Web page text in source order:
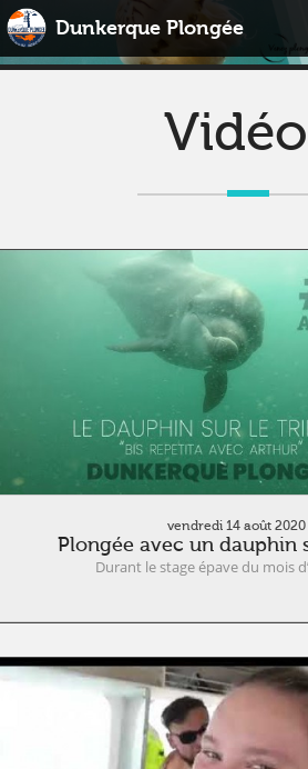
Dunkerque Plongée
vendredi 14 août 2020
Plongée avec un dauphin
Durant le stage épave du mois